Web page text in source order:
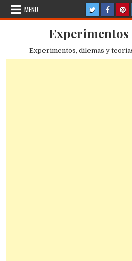
Skip
MENU
Experimentos
Experimentos, dilemas y